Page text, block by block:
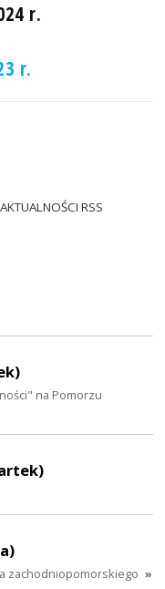
r.
r.
AKTUALNOŚCI RSS
na Pomorzu
zachodniopomorskiego »